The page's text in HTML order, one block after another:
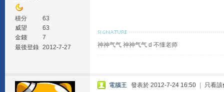
積分
63
威望
63
金錢
7
最後登錄 2012-7-27 神神气气 神神气气 d 不懂老师
電腦王 發表於 2012-7-24 16:50 只看該